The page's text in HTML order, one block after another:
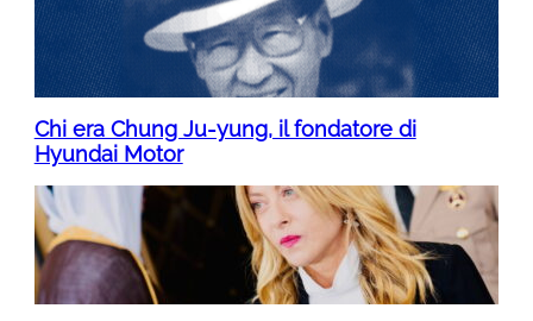
Chi era Chung Ju-yung, il fondatore di
Hyundai Motor